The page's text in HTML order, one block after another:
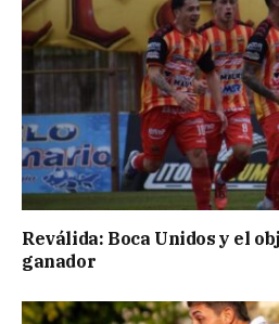
Reválida: Boca Unidos y el
ganador